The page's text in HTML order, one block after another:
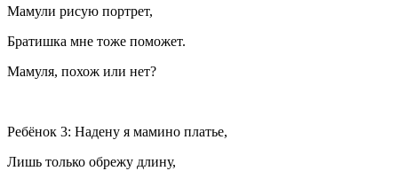
Мамули рисую портрет,
Братишка мне тоже поможет.
Мамуля, похож или нет?
Ребёнок 3: Надену я мамино платье,
Лишь только обрежу длину,